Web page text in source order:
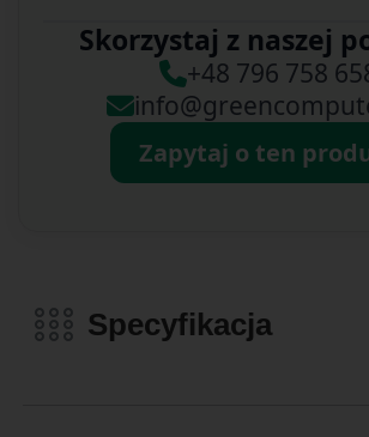
Skorzystaj z naszej
+48 796 758
Zapytaj o ten
Specyfikacja